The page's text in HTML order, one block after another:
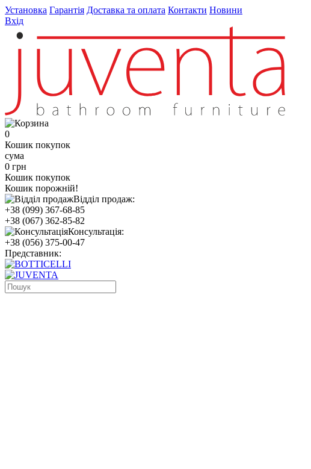
Установка Гарантія Доставка та оплата Контакти Новини
Вхід
0
Кошик покупок
сума
0 грн
Кошик покупок
Кошик порожній!
Відділ продаж:
+38 (099) 367-68-85
+38 (067) 362-85-82
Консультація:
+38 (056) 375-00-47
Представник: